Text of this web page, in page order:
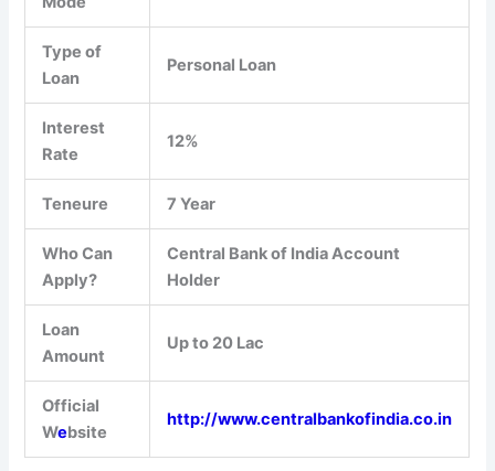
Type of
Loan
Personal Loan
Interest
Rate
12%
Teneure 7 Year
Who Can
Apply?
Central Bank of India Account
Holder
Loan
Amount
Up to 20 Lac
Official
Website
http://www.centralbankofindia.co.in